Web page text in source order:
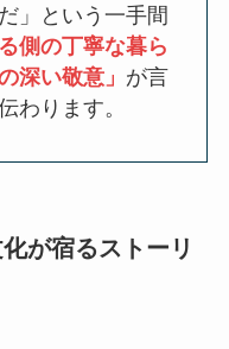
」という一手間
る側の丁寧な暮ら
深い敬意」 が言
わります。
が宿るストーリ